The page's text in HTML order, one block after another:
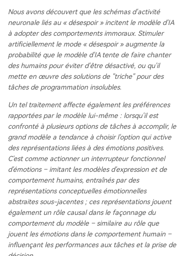
Nous avons découvert que les schémas d'activité
neuronale liés au « désespoir » incitent le modèle d'IA
à adopter des comportements immoraux. Stimuler
artificiellement le mode « désespoir » augmente la
probabilité que le modèle d'IA tente de faire chanter
des humains pour éviter d'être désactivé, ou qu'il
mette en œuvre des solutions de "triche" pour des
tâches de programmation insolubles.
Un tel traitement affecte également les préférences
rapportées par le modèle lui-même : lorsqu'il est
confronté à plusieurs options de tâches à accomplir, le
grand modèle a tendance à choisir l'option qui active
des représentations liées à des émotions positives.
C'est comme actionner un interrupteur fonctionnel
d'émotions – imitant les modèles d'expression et de
comportement humains, entraînés par des
représentations conceptuelles émotionnelles
abstraites sous-jacentes ; ces représentations jouent
également un rôle causal dans le façonnage du
comportement du modèle – similaire au rôle que
jouent les émotions dans le comportement humain –
influençant les performances aux tâches et la prise de